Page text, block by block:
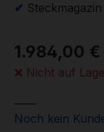
✔
1.984,00 €
❌ Nicht auf
Noch kein